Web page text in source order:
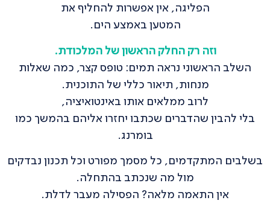
הפליגה, אין אפשרות להחליף את
המטען באמצע הים.
וזה רק החלק הראשון של המלכודת.
השלב הראשוני נראה תמים: טופס קצר, כמה שאלות
מנחות, תיאור כללי של התוכנית.
לרוב ממלאים אותו באינטואיציה,
בלי להבין שהדברים שכתבו יחזרו אליהם בהמשך כמו
בומרנג.
בשלבים המתקדמים, כל מסמך מפורט וכל תכנון נבדקים
מול מה שנכתב בהתחלה.
אין התאמה מלאה? הפסילה מעבר לדלת.